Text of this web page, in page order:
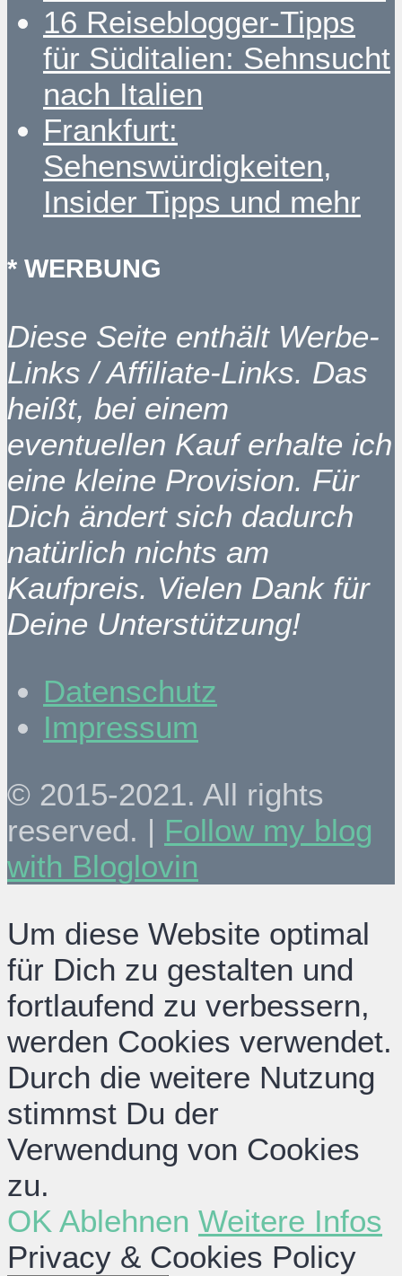
16 Reiseblogger-Tipps
für Süditalien: Sehnsucht
nach Italien
Frankfurt:
Sehenswürdigkeiten,
Insider Tipps und mehr
* WERBUNG
Diese Seite enthält Werbe-
Links / Affiliate-Links. Das
heißt, bei einem
eventuellen Kauf erhalte ich
eine kleine Provision. Für
Dich ändert sich dadurch
natürlich nichts am
Kaufpreis. Vielen Dank für
Deine Unterstützung!
Datenschutz
Impressum
© 2015-2021. All rights
reserved. | Follow my blog
with Bloglovin
Um diese Website optimal
für Dich zu gestalten und
fortlaufend zu verbessern,
werden Cookies verwendet.
Durch die weitere Nutzung
stimmst Du der
Verwendung von Cookies
zu.
OK Ablehnen Weitere Infos
Privacy & Cookies Policy